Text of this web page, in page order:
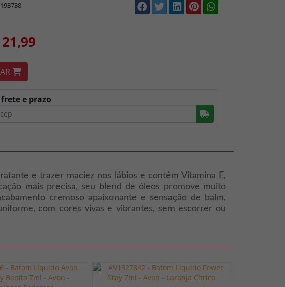
e prazo
Buscar
e trazer maciez nos lábios e contém Vitamina E,
mais precisa, seu blend de óleos promove muito
cremoso apaixonante e sensação de balm,
com cores vivas e vibrantes, sem escorrer ou